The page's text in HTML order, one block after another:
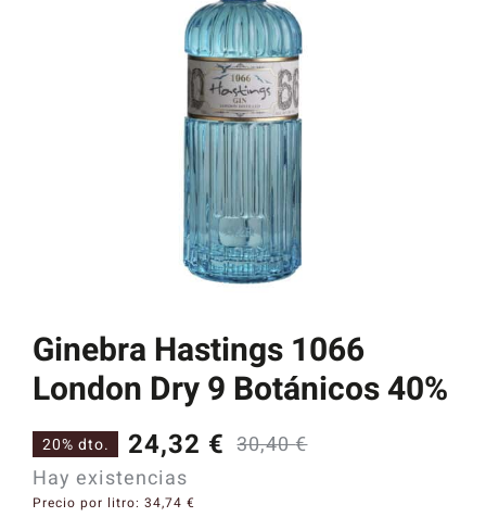
Catas y Actividades
Ginebra Hastings 1066
London Dry 9 Botánicos 40%
30,40€
24,32 €
20% dto.
Hay existencias
Precio por litro: 34,74 €